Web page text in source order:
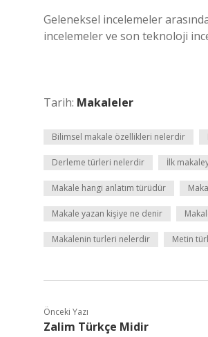
Geleneksel incelemeler
incelemeler ve son teknoloji
Tarih: Makaleler
Bilimsel makale özellikleri nelerdir
Derleme türleri nelerdir İlk
Makale hangi anlatım türüdür
Makale yazan kişiye ne denir
Makalenin turleri nelerdir Metin
Önceki Yazı
Zalim Türkçe Midir